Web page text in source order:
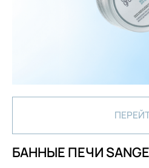
БАННЫЕ ПЕЧИ